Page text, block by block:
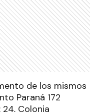
de los mismos
Paraná 172
24, Colonia